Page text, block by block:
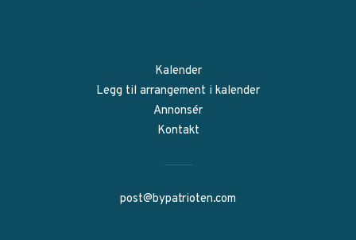
Kalender
Legg til arrangement i kalender
Annonsér
Kontakt
post@bypatrioten.com